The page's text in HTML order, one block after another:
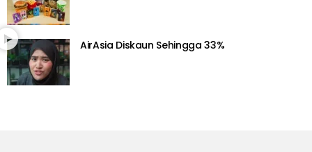
AirAsia Diskaun Sehingga 33%